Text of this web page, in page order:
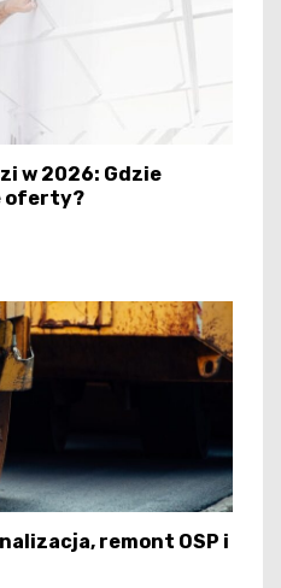
w 2026: Gdzie
oferty?
remont OSP i